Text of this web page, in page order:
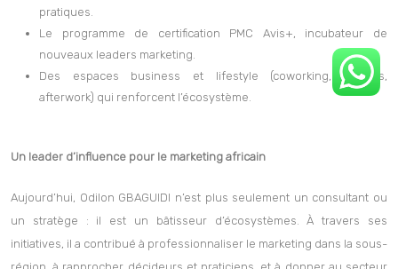
Le magazine Leader Marketing, vitrine des tendances et bonnes
pratiques.
Le programme de certification PMC Avis+, incubateur de
nouveaux leaders marketing.
Des espaces business et lifestyle (coworking, apparts,
Aujourd’hui, Odilon GBAGUIDI n’est plus seulement un consultant ou
un stratège : il est un bâtisseur d’écosystèmes. À travers ses
initiatives, il a contribué à professionnaliser le marketing dans la sous-